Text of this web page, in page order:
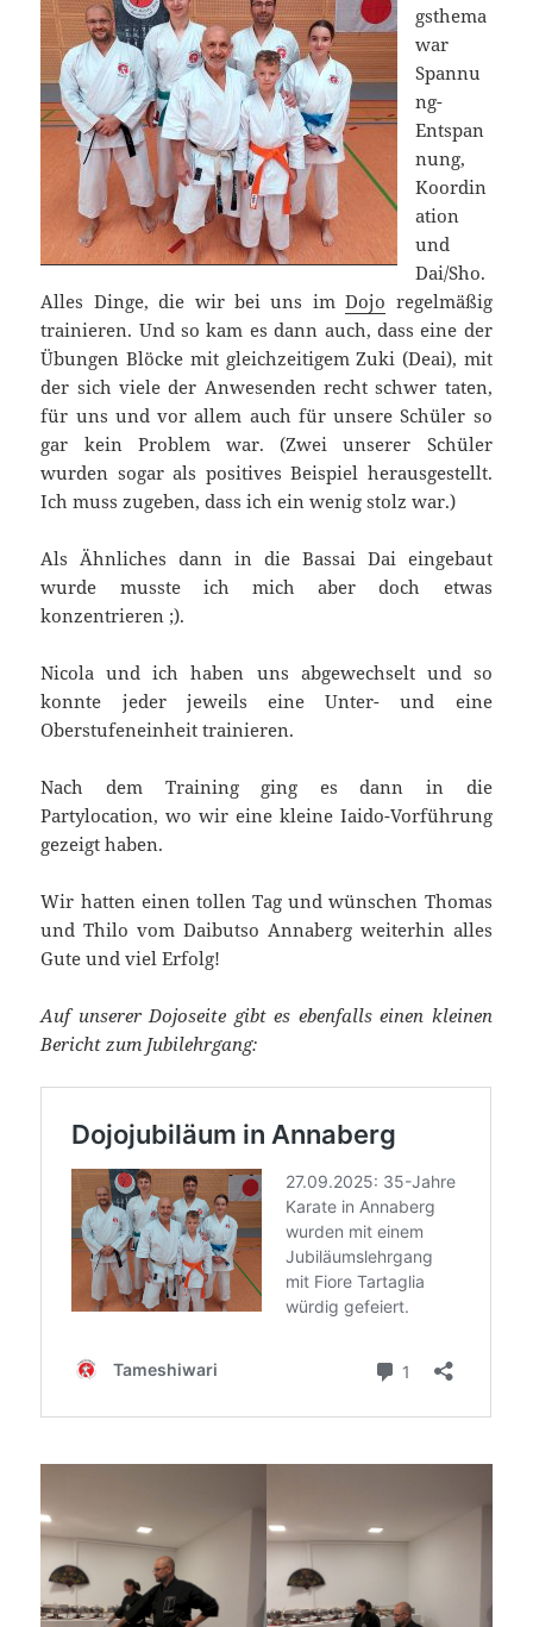
gsthema
war
Spannu
ng-
Entspan
nung,
Koordin
ation
und
Dai/Sho.
Alles Dinge, die wir bei uns imDojo regelmäßig
trainieren. Und so kam es dann auch, dass eine der
Übungen Blöcke mit gleichzeitigem Zuki (Deai), mit
der sich viele der Anwesenden recht schwer taten,
für uns und vor allem auch für unsere Schüler so
gar kein Problem war. (Zwei unserer Schüler
wurden sogar als positives Beispiel herausgestellt.
Ich muss zugeben, dass ich ein wenig stolz war.)
Als Ähnliches dann in die Bassai Dai eingebaut
wurde musste ich mich aber doch etwas
konzentrieren ;).
Nicola und ich haben uns abgewechselt und so
konnte jeder jeweils eine Unter- und eine
Oberstufeneinheit trainieren.
Nach dem Training ging es dann in die
Partylocation, wo wir eine kleine Iaido-Vorführung
gezeigt haben.
Wir hatten einen tollen Tag und wünschen Thomas
und Thilo vom Daibutso Annaberg weiterhin alles
Gute und viel Erfolg!
Auf unserer Dojoseite gibt es ebenfalls einen kleinen
Bericht zum Jubilehrgang: